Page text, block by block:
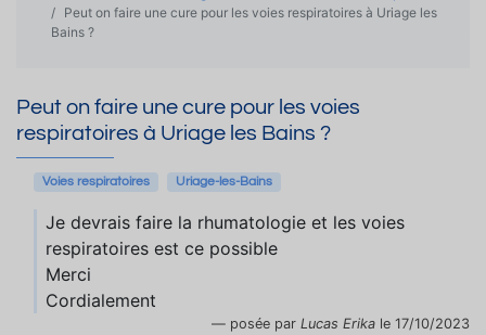
Peut on faire une cure pour les voies respiratoires à Uriage les
Bains ?
Peut on faire une cure pour les voies
respiratoires à Uriage les Bains ?
Voies respiratoires Uriage-les-Bains
Je devrais faire la rhumatologie et les voies
respiratoires est ce possible
Merci
Cordialement
posée par Lucas Erika le 17/10/2023